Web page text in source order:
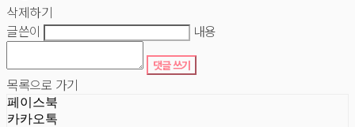
삭제하기
글쓴이
내용
댓글 쓰기
목록으로 가기
페이스북
카카오톡